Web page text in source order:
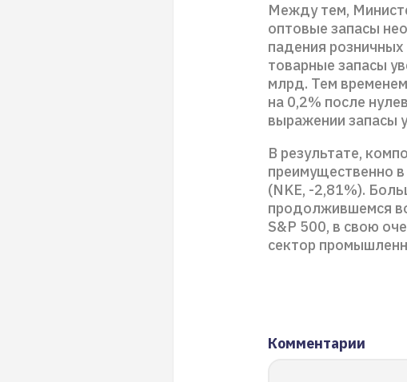
Между тем,
оптовые запасы
падения
товарные запасы
млрд. Тем
на 0,2% после
выражении запасы
В результате,
преимущественно
(NKE, -2,81%).
продолжившемся
S&P 500, в свою
сектор
Комментарии